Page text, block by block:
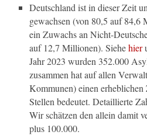
Deutschland ist in dieser Zeit
gewachsen (von 80,5 auf
ein Zuwachs an Nicht-
auf 12,7 Millionen). Siehehier
Jahr 2023 wurden 352.000
zusammen hat auf allen
Kommunen) einen
Stellen bedeutet. Detaillierte
Wir schätzen den allein damit
plus 100.000.